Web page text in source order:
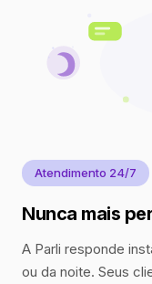
Atendimento 24/7
Nunca mais
A Parli responde
ou da noite. Seus